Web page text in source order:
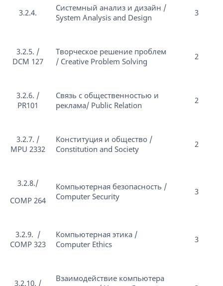
3.2.4.
Системный анализ и дизайн /
System Analysis and Design
3
3.2.5. /
DCM 127
Творческое решение проблем
/ Creative Problem Solving
2
3.2.6. /
PR101
Связь с общественностью и
реклама/ Public Relation
2
3.2.7. /
MPU 2332
Конституция и общество /
Constitution and Society
2
3.2.8./
COMP 264
Компьютерная безопасность /
Computer Security
3
3.2.9. /
COMP 323
Компьютерная этика /
Computer Ethics
3
3.2.10. /
Взаимодействие компьютера